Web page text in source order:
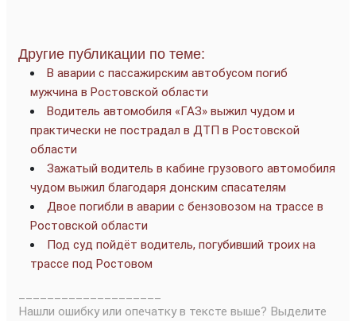
Другие публикации по теме:
В аварии с пассажирским автобусом погиб
мужчина в Ростовской области
Водитель автомобиля «ГАЗ» выжил чудом и
практически не пострадал в ДТП в Ростовской
области
Зажатый водитель в кабине грузового автомобиля
чудом выжил благодаря донским спасателям
Двое погибли в аварии с бензовозом на трассе в
Ростовской области
Под суд пойдёт водитель, погубивший троих на
трассе под Ростовом
Нашли ошибку или опечатку в тексте выше? Выделите